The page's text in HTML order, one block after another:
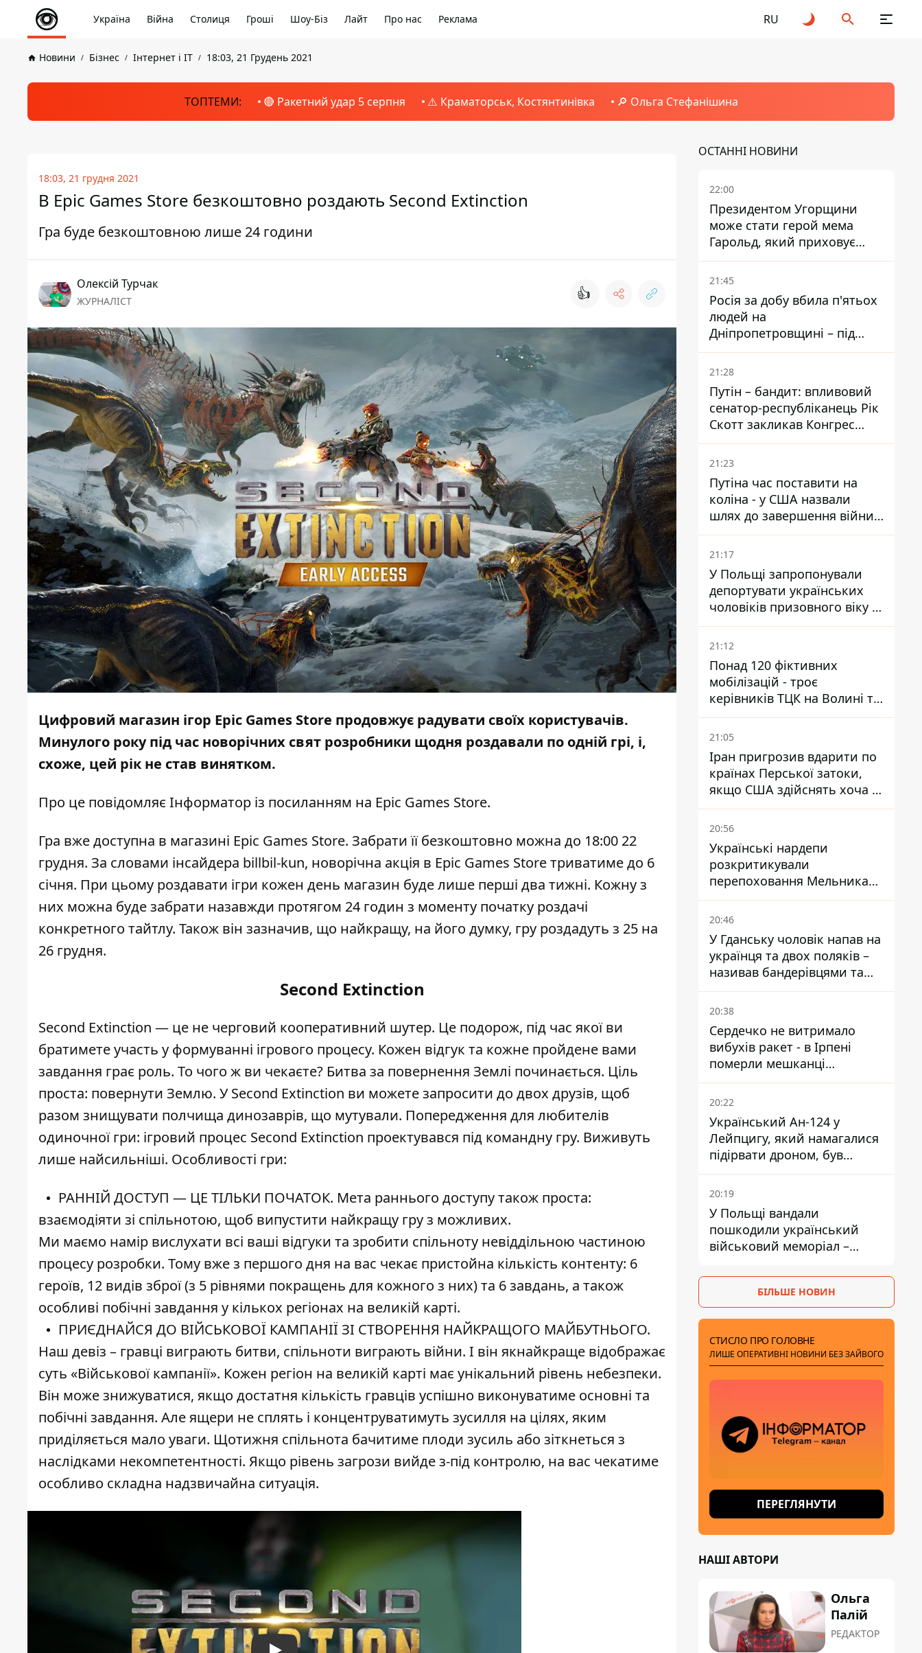
Україна Війна Столиця Гроші Шоу-Біз Лайт Про нас Реклама RU
Новини Бізнес Інтернет і ІТ 18:03, 21 Грудень 2021
ТОПТЕМИ: 🔴 Ракетний удар 5 серпня ⚠️ Краматорськ, Костянтинівка 🔎 Ольга Стефанішина
18:03, 21 грудня 2021
В Epic Games Store безкоштовно роздають Second Extinction
Гра буде безкоштовною лише 24 години
Олексій Турчак
ЖУРНАЛІСТ 👍
Цифровий магазин ігор Epic Games Store продовжує радувати своїх користувачів.
Минулого року під час новорічних свят розробники щодня роздавали по одній грі, і,
схоже, цей рік не став винятком.
Про це повідомляє Інформатор із посиланням на Epic Games Store.
Гра вже доступна в магазині Epic Games Store. Забрати її безкоштовно можна до 18:00 22
грудня. За словами інсайдера billbil-kun, новорічна акція в Epic Games Store триватиме до 6
січня. При цьому роздавати ігри кожен день магазин буде лише перші два тижні. Кожну з
них можна буде забрати назавжди протягом 24 годин з моменту початку роздачі
конкретного тайтлу. Також він зазначив, що найкращу, на його думку, гру роздадуть з 25 на
26 грудня.
Second Extinction
Second Extinction — це не черговий кооперативний шутер. Це подорож, під час якої ви
братимете участь у формуванні ігрового процесу. Кожен відгук та кожне пройдене вами
завдання грає роль. То чого ж ви чекаєте? Битва за повернення Землі починається. Ціль
проста: повернути Землю. У Second Extinction ви можете запросити до двох друзів, щоб
разом знищувати полчища динозаврів, що мутували. Попередження для любителів
одиночної гри: ігровий процес Second Extinction проектувався під командну гру. Виживуть
лише найсильніші. Особливості гри:
РАННІЙ ДОСТУП — ЦЕ ТІЛЬКИ ПОЧАТОК. Мета раннього доступу також проста:
взаємодіяти зі спільнотою, щоб випустити найкращу гру з можливих.
Ми маємо намір вислухати всі ваші відгуки та зробити спільноту невіддільною частиною
процесу розробки. Тому вже з першого дня на вас чекає пристойна кількість контенту: 6
героїв, 12 видів зброї (з 5 рівнями покращень для кожного з них) та 6 завдань, а також
особливі побічні завдання у кількох регіонах на великій карті.
ПРИЄДНАЙСЯ ДО ВІЙСЬКОВОЇ КАМПАНІЇ ЗІ СТВОРЕННЯ НАЙКРАЩОГО МАЙБУТНЬОГО.
Наш девіз – гравці виграють битви, спільноти виграють війни. І він якнайкраще відображає
суть «Військової кампанії». Кожен регіон на великій карті має унікальний рівень небезпеки.
Він може знижуватися, якщо достатня кількість гравців успішно виконуватиме основні та
побічні завдання. Але ящери не сплять і концентруватимуть зусилля на цілях, яким
приділяється мало уваги. Щотижня спільнота бачитиме плоди зусиль або зіткнеться з
наслідками некомпетентності. Якщо рівень загрози вийде з-під контролю, на вас чекатиме
особливо складна надзвичайна ситуація.
ОСТАННІ НОВИНИ
22:00
Президентом Угорщини
може стати герой мема
Гарольд, який приховує
біль – він очолив народне
голосування
21:45
Росія за добу вбила п'ятьох
людей на
Дніпропетровщині – під
ударами опинилися п'ять
районів області
21:28
Путін – бандит: впливовий
сенатор-республіканець Рік
Скотт закликав Конгрес
притягнути РФ до
відповідальності за війну в
Україні
21:23
Путіна час поставити на
коліна - у США назвали
шлях до завершення війни -
National Security Journal
21:17
У Польщі запропонували
депортувати українських
чоловіків призовного віку -
кого це може торкнутися
21:12
Понад 120 фіктивних
мобілізацій - троє
керівників ТЦК на Волині та
Буковині отримали підозри
за фейкові звіти
21:05
Іран пригрозив вдарити по
країнах Перської затоки,
якщо США здійснять хоча б
одну атаку - Reuters
20:56
Українські нардепи
розкритикували
перепоховання Мельника
через ризик дипломатичної
ізоляції
20:46
У Гданську чоловік напав на
українця та двох поляків –
називав бандерівцями та
поводився агресивно
20:38
Сердечко не витримало
вибухів ракет - в Ірпені
померли мешканці
притулку для собак з
інвалідністю
20:22
Український Ан-124 у
Лейпцигу, який намагалися
підірвати дроном, був
завантажений
боєприпасами
20:19
У Польщі вандали
пошкодили український
військовий меморіал –
БІЛЬШЕ НОВИН
СТИСЛО ПРО ГОЛОВНЕ
ЛИШЕ ОПЕРАТИВНІ НОВИНИ БЕЗ ЗАЙВОГО
ПЕРЕГЛЯНУТИ
НАШІ АВТОРИ
Ольга
Палій
РЕДАКТОР